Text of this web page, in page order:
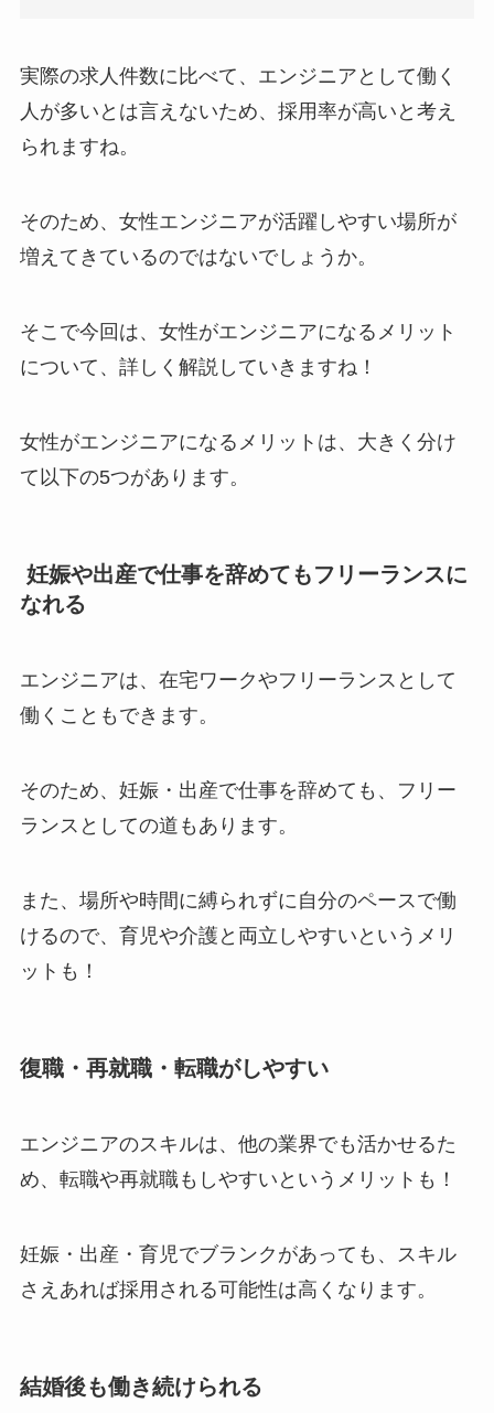
実際の求人件数に比べて、エンジニアとして働く
人が多いとは言えないため、採用率が高いと考え
られますね。
そのため、女性エンジニアが活躍しやすい場所が
増えてきているのではないでしょうか。
そこで今回は、女性がエンジニアになるメリット
について、詳しく解説していきますね！
女性がエンジニアになるメリットは、大きく分け
て以下の5つがあります。
妊娠や出産で仕事を辞めてもフリーランスに
なれる
エンジニアは、在宅ワークやフリーランスとして
働くこともできます。
そのため、妊娠・出産で仕事を辞めても、フリー
ランスとしての道もあります。
また、場所や時間に縛られずに自分のペースで働
けるので、育児や介護と両立しやすいというメリ
ットも！
復職・再就職・転職がしやすい
エンジニアのスキルは、他の業界でも活かせるた
め、転職や再就職もしやすいというメリットも！
妊娠・出産・育児でブランクがあっても、スキル
さえあれば採用される可能性は高くなります。
結婚後も働き続けられる